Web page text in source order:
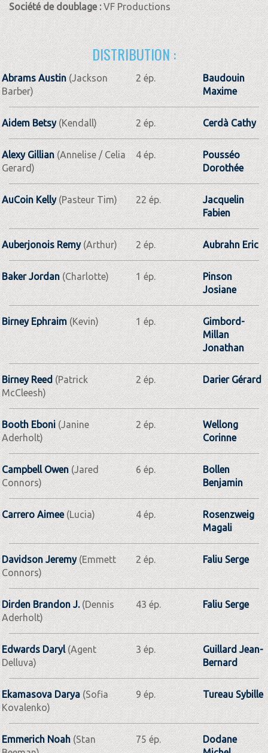
Société de doublage :VF Productions
DISTRIBUTION :
Abrams Austin(Jackson
Barber)
2 ép.
Baudouin
Maxime
Aidem Betsy(Kendall) 2 ép. Cerdà Cathy
Alexy Gillian (Annelise / Celia
Gerard)
4 ép.
Pousséo
Dorothée
AuCoin Kelly(Pasteur Tim) 22 ép.
Jacquelin
Fabien
Auberjonois Remy(Arthur) 2 ép. Aubrahn Eric
Baker Jordan (Charlotte) 1 ép.
Pinson
Josiane
Birney Ephraim(Kevin) 1 ép.
Gimbord-
Millan
Jonathan
Birney Reed (Patrick
McCleesh)
2 ép. Darier Gérard
Booth Eboni (Janine
Aderholt)
2 ép.
Wellong
Corinne
Campbell Owen(Jared
Connors)
6 ép.
Bollen
Benjamin
Carrero Aimee(Lucia) 4 ép.
Rosenzweig
Magali
Davidson Jeremy(Emmett
Connors)
2 ép. Faliu Serge
Dirden Brandon J.(Dennis
Aderholt)
43 ép. Faliu Serge
Edwards Daryl(Agent
Delluva)
3 ép.
Guillard Jean-
Bernard
Ekamasova Darya(Sofia
Kovalenko)
9 ép. Tureau Sybille
Emmerich Noah (Stan
75 ép.
Dodane